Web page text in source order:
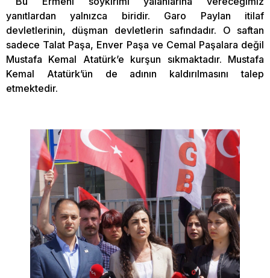
yanıtlardan yalnızca biridir. Garo Paylan itilaf
devletlerinin, düşman devletlerin safındadır. O saftan
sadece Talat Paşa, Enver Paşa ve Cemal Paşalara değil
Mustafa Kemal Atatürk’e kurşun sıkmaktadır. Mustafa
Kemal Atatürk’ün de adının kaldırılmasını talep
etmektedir.